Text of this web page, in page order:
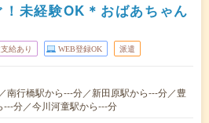
未経験OK＊おばあちゃん
給あり WEB登録OK 派遣
南行橋駅から---分／新田原駅から---分／豊
---分／今川河童駅から---分